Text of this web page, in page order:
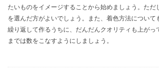
たいものをイメージすることから始めましょう。ただ
を選んだ方がよいでしょう。また、着色方法について
繰り返して作るうちに、だんだんクオリティも上がっ
までは数をこなすようにしましょう。